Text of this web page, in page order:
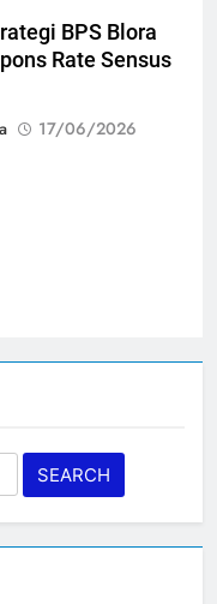
BPS Blora
Rate Sensus
17/06/2026